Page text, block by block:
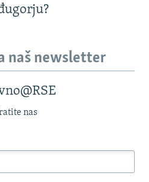
naš newsletter
nas